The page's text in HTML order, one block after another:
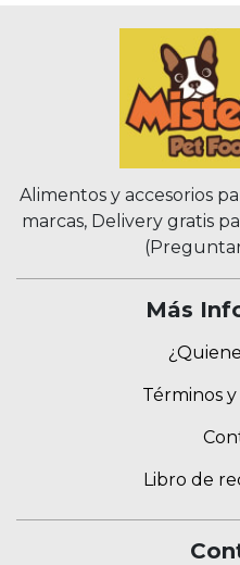
Alimentos y accesorios
marcas, Delivery gratis
Más
Términos
Libro de